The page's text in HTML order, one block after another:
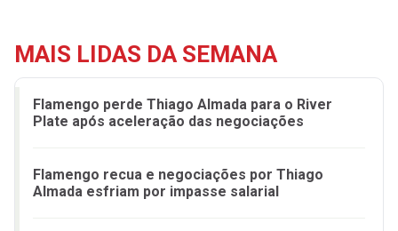
MAIS LIDAS DA SEMANA
Flamengo perde Thiago Almada para o River
Plate após aceleração das negociações
Flamengo recua e negociações por Thiago
Almada esfriam por impasse salarial